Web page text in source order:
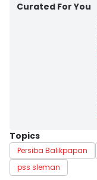
Curated For You
Topics
Persiba Balikpapan
pss sleman